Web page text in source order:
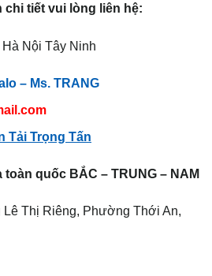
tiết vui lòng liên hệ:
Nội Tây Ninh
– Ms. TRANG
Tải Trọng Tấn
quốc BẮC – TRUNG – NAM
Thị Riêng, Phường Thới An,